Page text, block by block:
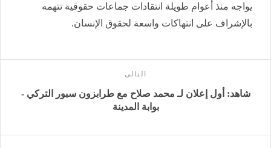
يواجه منذ أعوام طويلة انتقادات جماعات حقوقية تتهمه
بالإشراف على انتهاكات واسعة لحقوق الإنسان.
التالى
شاهد: أول إعلان لـ محمد صلاح مع طرابزون سبور التركي -
بوابة المدينة